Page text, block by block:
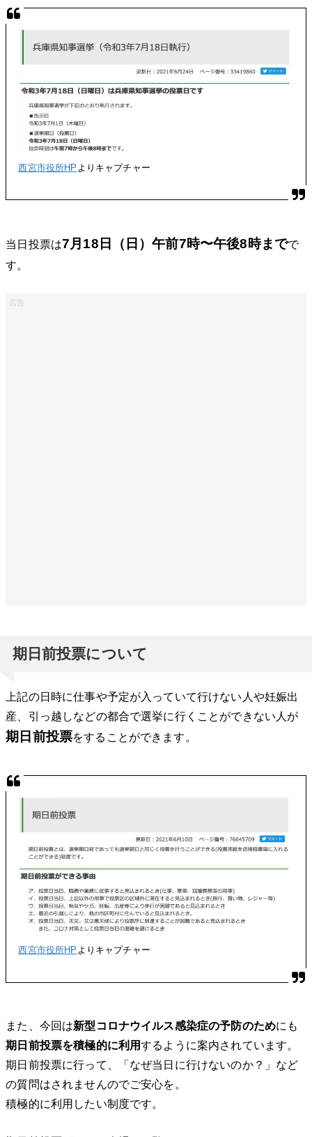
西宮市役所HP よりキャプチャー
当日投票は7月18日（日）午前7時〜午後8時までで
す。
期日前投票について
上記の日時に仕事や予定が入っていて行けない人や妊娠出
産、引っ越しなどの都合で選挙に行くことができない人が
期日前投票をすることができます。
西宮市役所HP よりキャプチャー
また、今回は新型コロナウイルス感染症の予防のためにも
期日前投票を積極的に利用するように案内されています。
期日前投票に行って、「なぜ当日に行けないのか？」など
の質問はされませんのでご安心を。
積極的に利用したい制度です。